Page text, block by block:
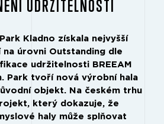
UDRŽITELNOSTI
Kladno získala nejvyšší
na úrovni Outstanding dle
udržitelnosti BREEAM
Park tvoří nová výrobní hala
objekt. Na českém trhu
který dokazuje, že
haly může splňovat